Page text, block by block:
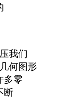
我们
何图形
多零
断